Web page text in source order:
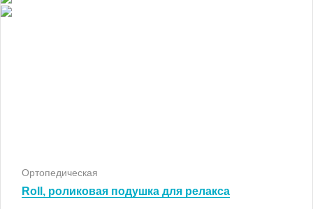
Ортопедическая
Roll, роликовая подушка для релакса